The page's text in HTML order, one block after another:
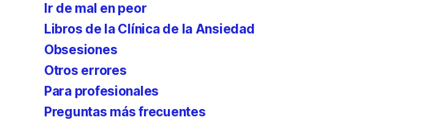
Ir de mal en peor
Libros de la Clínica de la Ansiedad
Obsesiones
Otros errores
Para profesionales
Preguntas más frecuentes